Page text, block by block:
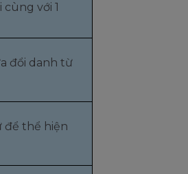
với 1
đổi danh từ
để thể hiện